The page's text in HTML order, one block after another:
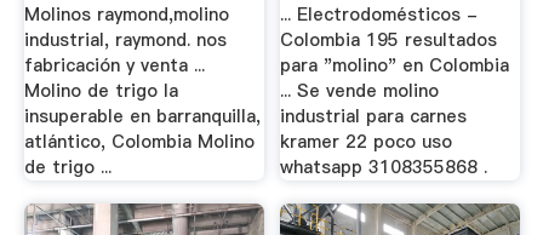
Molinos raymond,molino
industrial, raymond. nos
fabricación y venta ...
Molino de trigo la
insuperable en barranquilla,
atlántico, Colombia Molino
de trigo ...
... Electrodomésticos -
Colombia 195 resultados
para "molino" en Colombia
... Se vende molino
industrial para carnes
kramer 22 poco uso
whatsapp 3108355868 .